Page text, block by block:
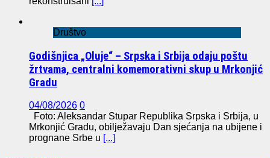
Društvo
Godišnjica „Oluje“ – Srpska i Srbija odaju poštu
žrtvama, centralni komemorativni skup u Mrkonjić
Gradu
04/08/2026 0
Foto: Aleksandar Stupar Republika Srpska i Srbija, u
Mrkonjić Gradu, obilježavaju Dan sjećanja na ubijene i
prognane Srbe u [...]